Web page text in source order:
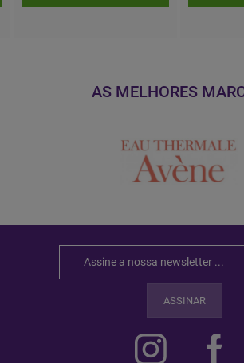
AS MELHORES
ASSINAR